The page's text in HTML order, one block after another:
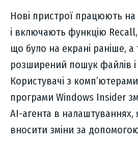
Нові пристрої працюють на
і включають функцію Recall,
що було на екрані раніше, а
розширений пошук файлів і
Користувачі з
програми Windows Insider
AI-агента в
вносити зміни за